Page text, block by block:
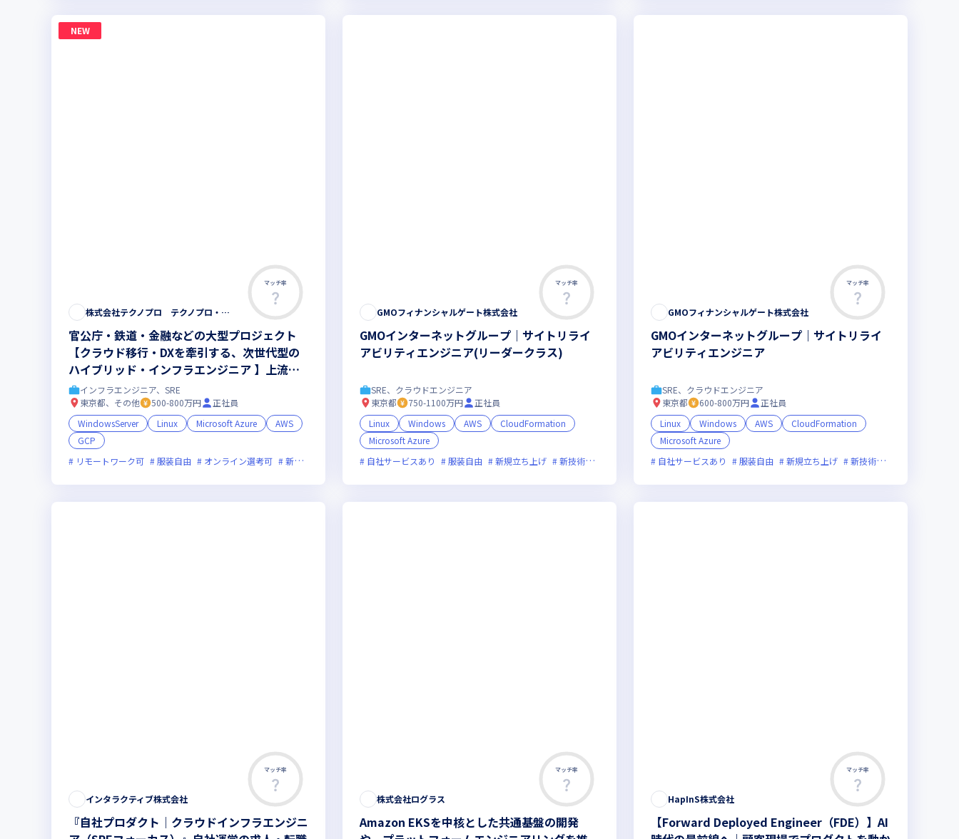
NEW
マッチ率
株式会社テクノプロ テクノプロ・エンジニアリング社
官公庁・鉄道・金融などの大型プロジェクト
【クラウド移行・DXを牽引する、次世代型の
ハイブリッド・インフラエンジニア 】上流工
程やリーダーへのステップアップを応援
インフラエンジニア、SRE
東京都、その他
500-800万円
正社員
WindowsServer
Linux Microsoft Azure
AWS
GCP
リモートワーク可
服装自由 オンライン選考可 新技術に積極的 残業月20時間未満 女性エンジニアが活躍中
マッチ率
GMOフィナンシャルゲート株式会社
GMOインターネットグループ｜サイトリライ
アビリティエンジニア(リーダークラス)
SRE、クラウドエンジニア
東京都
750-1100万円
正社員
Linux
Windows AWS
CloudFormation
Microsoft Azure
自社サービスあり
服装自由 新規立ち上げ 新技術に積極的 上場企業
マッチ率
GMOフィナンシャルゲート株式会社
GMOインターネットグループ｜サイトリライ
アビリティエンジニア
SRE、クラウドエンジニア
東京都
600-800万円
正社員
Linux
Windows AWS
CloudFormation
Microsoft Azure
自社サービスあり
服装自由 新規立ち上げ 新技術に積極的
マッチ率
インタラクティブ株式会社
『自社プロダクト｜クラウドインフラエンジニ
マッチ率
株式会社ログラス
Amazon EKSを中核とした共通基盤の開発
マッチ率
HapInS株式会社
【Forward Deployed Engineer（FDE）】AI